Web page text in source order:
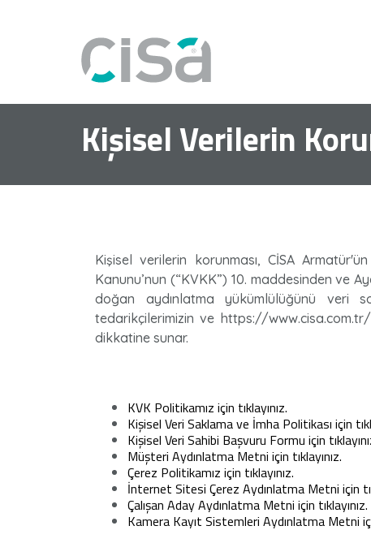
Kişisel Verilerin
Kişisel verilerin korunması, CİSA
Kanunu’nun (“KVKK”) 10. maddesinden ve
doğan aydınlatma yükümlülüğünü veri
tedarikçilerimizin ve https://
dikkatine sunar.
KVK Politikamız için tıklayınız.
Kişisel Veri Saklama ve İmha Politikası için
Kişisel Veri Sahibi Başvuru Formu için
Müşteri Aydınlatma Metni için tıklayınız.
Çerez Politikamız için tıklayınız.
İnternet Sitesi Çerez Aydınlatma Metni için
Çalışan Aday Aydınlatma Metni için tıklayınız.
Kamera Kayıt Sistemleri Aydınlatma Metni